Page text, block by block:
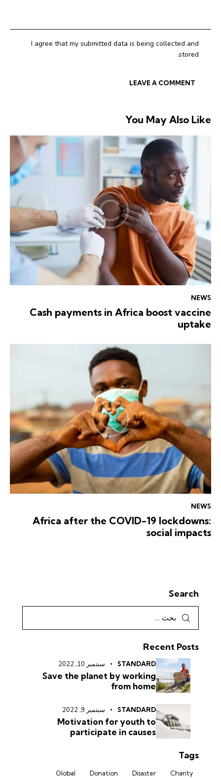
I agree that my submitted data is being collected and
stored.
You May Also Like
NEWS
Cash payments in Africa boost vaccine
uptake
NEWS
Africa after the COVID-19 lockdowns:
social impacts
Search
Recent Posts
STANDARD سبتمبر 10, 2022
Save the planet by working
from home
STANDARD سبتمبر 9, 2022
Motivation for youth to
participate in causes
Tags
Charity
Disaster
Donation
Global